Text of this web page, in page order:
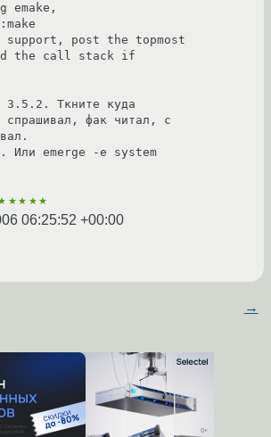
emake,
post the topmost
the call stack if
Ткните куда
спрашивал, фак читал, с
Или emerge -e system
06:25:52 +00:00
→